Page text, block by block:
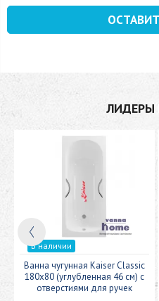
В наличии
Ванна чугунная Kaiser Classic
180x80 (углубленная 46 см) с
отверстиями для ручек